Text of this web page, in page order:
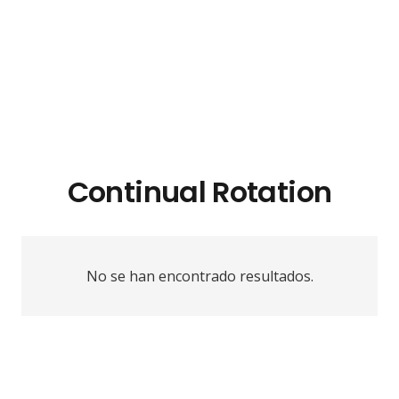
Continual Rotation
No se han encontrado resultados.